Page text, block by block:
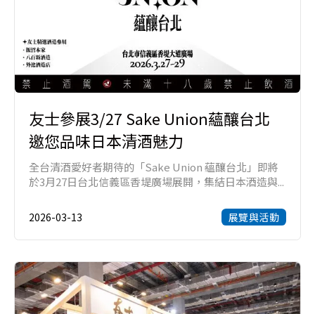
友士參展3/27 Sake Union蘊釀台北
邀您品味日本清酒魅力
全台清酒愛好者期待的「Sake Union 蘊釀台北」即將
於3月27日台北信義區香堤廣場展開，集結日本酒造與...
2026-03-13 展覽與活動